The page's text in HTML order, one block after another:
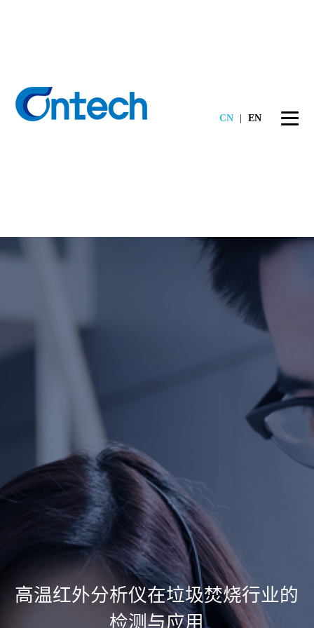
CN EN
高温红外分析仪在垃圾焚烧行业的
检测与应用